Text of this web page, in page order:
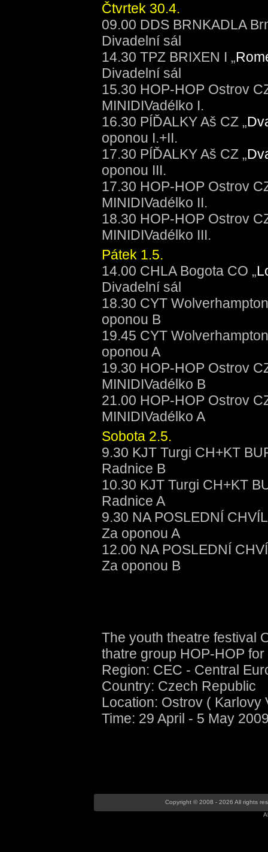
Čtvrtek 30.4.
09.00 DDS BRNKADLA
Divadelní sál
14.30 TPZ BRIXEN I „
Divadelní sál
15.30 HOP-HOP Ostrov
MINIDIVadélko I.
16.30 PÍĎALKY Aš CZ „
oponou I.+II.
17.30 PÍĎALKY Aš CZ „
oponou III.
17.30 HOP-HOP Ostrov
MINIDIVadélko II.
18.30 HOP-HOP Ostrov
MINIDIVadélko III.
Pátek 1.5.
14.00 CHLA Bogota CO „
Divadelní sál
18.30 CYT
oponou B
19.45 CYT
oponou A
19.30 HOP-HOP Ostrov
MINIDIVadélko B
21.00 HOP-HOP Ostrov
MINIDIVadélko A
Sobota 2.5.
9.30 KJT Turgi CH+KT
Radnice B
10.30 KJT Turgi CH+KT
Radnice A
9.30 NA POSLEDNÍ
Za oponou A
12.00 NA POSLEDNÍ
Za oponou B
The youth theatre festival
thatre group HOP-HOP for
Region: CEC - Central
Country: Czech Republic
Location: Ostrov ( Karlovy
Time: 29 April - 5 May
Copyright © 2008 - 2026 All rights